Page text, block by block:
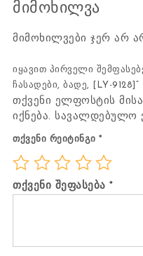
მიმოხილვა
მიმოხილვები ჯერ არ
იყავით პირველი
ჩასადები, ბადე, [LY-9128]“
თქვენი ელფოსტის
იქნება. სავალდებულო
თქვენი რეიტინგი*
თქვენი შეფასება*